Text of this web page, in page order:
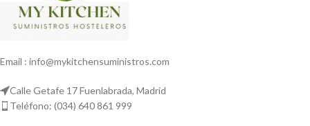
Email : info@mykitchensuministros.com
Calle Getafe 17 Fuenlabrada, Madrid
Teléfono: (034) 640 861 999